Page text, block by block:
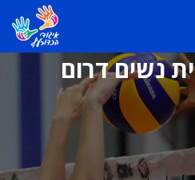
נשים דרום